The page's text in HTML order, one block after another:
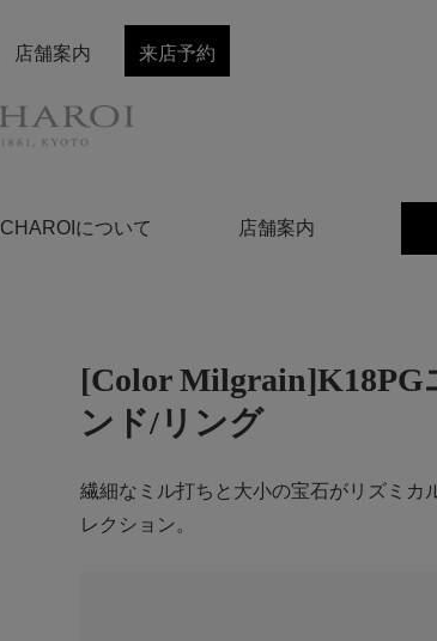
ICHAROIについて 店舗案内
店舗案内 来店予約
[Color
ンド/リング
繊細なミル打ちと大小の宝石がリズミカ
レクション。